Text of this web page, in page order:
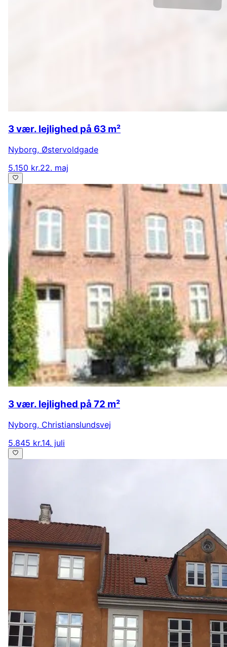
3 vær. lejlighed på 63 m²
Nyborg, Østervoldgade
5.150 kr.22. maj
3 vær. lejlighed på 72 m²
Nyborg, Christianslundsvej
5.845 kr.14. juli